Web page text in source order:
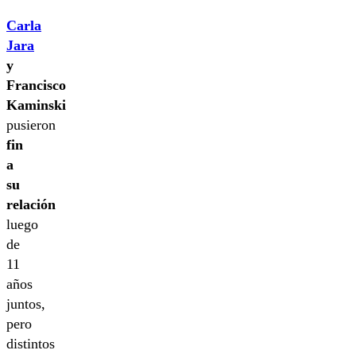
Carla
Jara
y
Francisco
Kaminski
pusieron
fin
a
su
relación
luego
de
11
años
juntos,
pero
distintos